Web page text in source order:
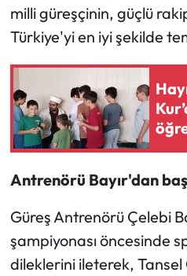
milli güreşçinin, güçlü
Türkiye'yi en iyi şekilde
Antrenörü Bayır'dan
Güreş Antrenörü Çelebi
şampiyonası öncesinde
dileklerini ileterek,
Spor
Sungurlu Haberleri
Turizm
Uğurludağ Haberleri
Yaşam
Yayla Haber
Yemek Tarifleri